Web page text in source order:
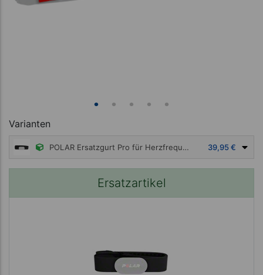
Varianten
POLAR Ersatzgurt Pro für Herzfrequenz-Sensor, Gr. XS-S 39,95 €
Ersatzartikel